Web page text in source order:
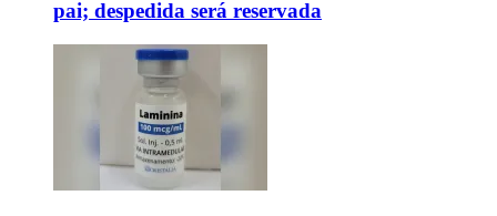
pai; despedida será reservada